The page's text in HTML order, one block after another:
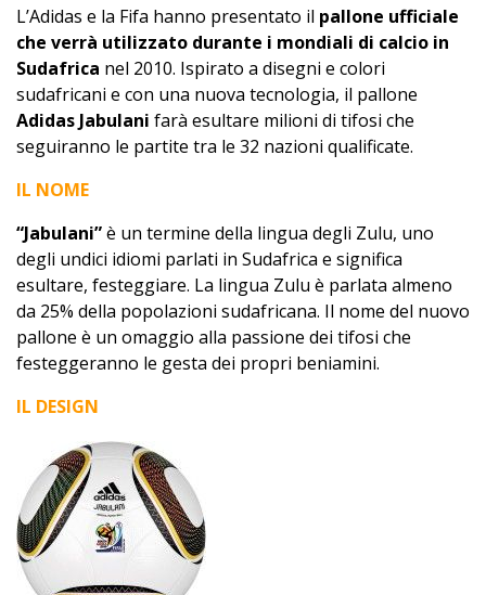
L’Adidas e la Fifa hanno presentato il pallone ufficiale
che verrà utilizzato durante i mondiali di calcio in
Sudafrica nel 2010. Ispirato a disegni e colori
sudafricani e con una nuova tecnologia, il pallone
Adidas Jabulani farà esultare milioni di tifosi che
seguiranno le partite tra le 32 nazioni qualificate.
IL NOME
“Jabulani”è un termine della lingua degli Zulu, uno
degli undici idiomi parlati in Sudafrica e significa
esultare, festeggiare. La lingua Zulu è parlata almeno
da 25% della popolazioni sudafricana. Il nome del nuovo
pallone è un omaggio alla passione dei tifosi che
festeggeranno le gesta dei propri beniamini.
IL DESIGN